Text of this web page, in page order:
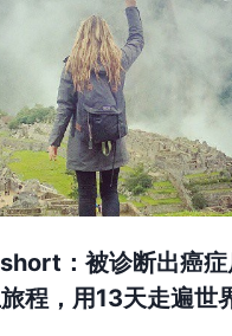
：被诊断出癌症
程，用13天走遍世